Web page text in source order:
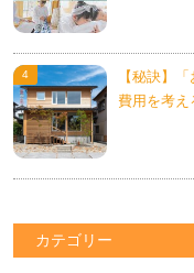
【秘訣】
費用を考え
カテゴリー